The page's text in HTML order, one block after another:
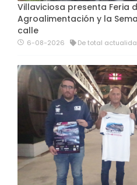
Villaviciosa presenta Feria
Agroalimentación y la
calle
6-08-2026 De total